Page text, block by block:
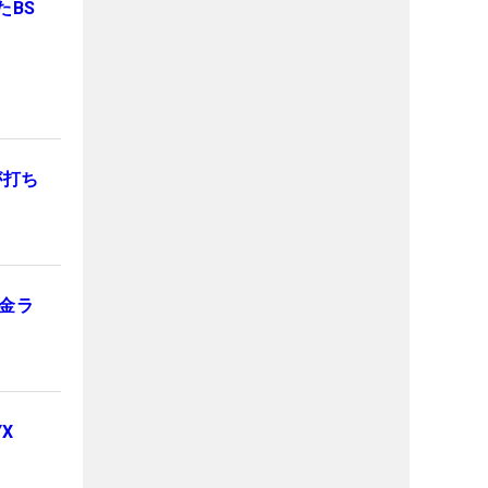
BS
ち
ラ